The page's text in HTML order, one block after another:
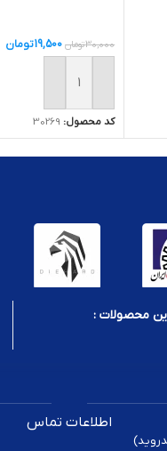
30,000تومان 19,500تومان
افزودن به سبد خرید
کد محصول: 30269
محصولات :
اطلاعات تماس